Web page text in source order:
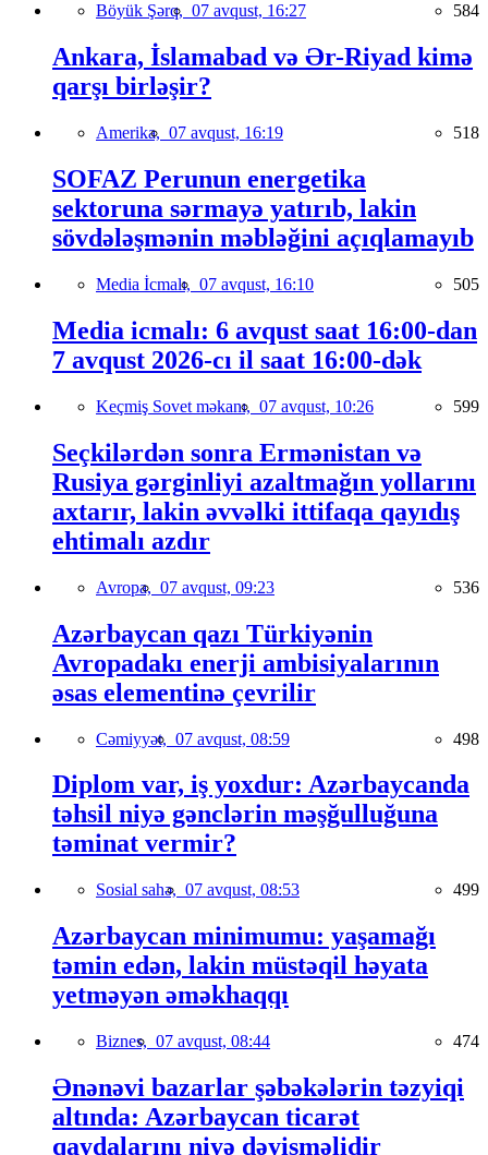
Böyük Şərq, 07 avqust, 16:27 584
Ankara, İslamabad və Ər-Riyad kimə
qarşı birləşir?
Amerika, 07 avqust, 16:19 518
SOFAZ Perunun energetika
sektoruna sərmayə yatırıb, lakin
sövdələşmənin məbləğini açıqlamayıb
Media İcmalı, 07 avqust, 16:10 505
Media icmalı: 6 avqust saat 16:00-dan
7 avqust 2026-cı il saat 16:00-dək
Keçmiş Sovet məkanı, 07 avqust, 10:26 599
Seçkilərdən sonra Ermənistan və
Rusiya gərginliyi azaltmağın yollarını
axtarır, lakin əvvəlki ittifaqa qayıdış
ehtimalı azdır
Avropa, 07 avqust, 09:23 536
Azərbaycan qazı Türkiyənin
Avropadakı enerji ambisiyalarının
əsas elementinə çevrilir
Cəmiyyət, 07 avqust, 08:59 498
Diplom var, iş yoxdur: Azərbaycanda
təhsil niyə gənclərin məşğulluğuna
təminat vermir?
Sosial sahə, 07 avqust, 08:53 499
Azərbaycan minimumu: yaşamağı
təmin edən, lakin müstəqil həyata
yetməyən əməkhaqqı
Biznes, 07 avqust, 08:44 474
Ənənəvi bazarlar şəbəkələrin təzyiqi
altında: Azərbaycan ticarət
qaydalarını niyə dəyişməlidir